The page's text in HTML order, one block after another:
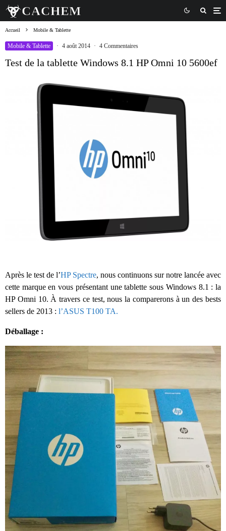
Accueil Mobile & Tablette
Mobile & Tablette · 4 août 2014 · 4 Commentaires
Test de la tablette Windows 8.1 HP Omni 10 5600ef
Après le test de l’HP Spectre, nous continuons sur notre lancée avec
cette marque en vous présentant une tablette sous Windows 8.1 : la
HP Omni 10. À travers ce test, nous la comparerons à un des bests
sellers de 2013 : l’ASUS T100 TA.
Déballage :